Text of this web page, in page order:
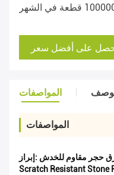
قطعة في الشهر
على أفضل سعر
المواصفات
المواصفات
إبراز: حجر مقاوم للخدش
Scratch Resistant Stone